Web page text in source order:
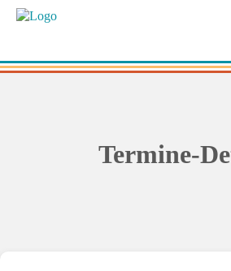
Termine-